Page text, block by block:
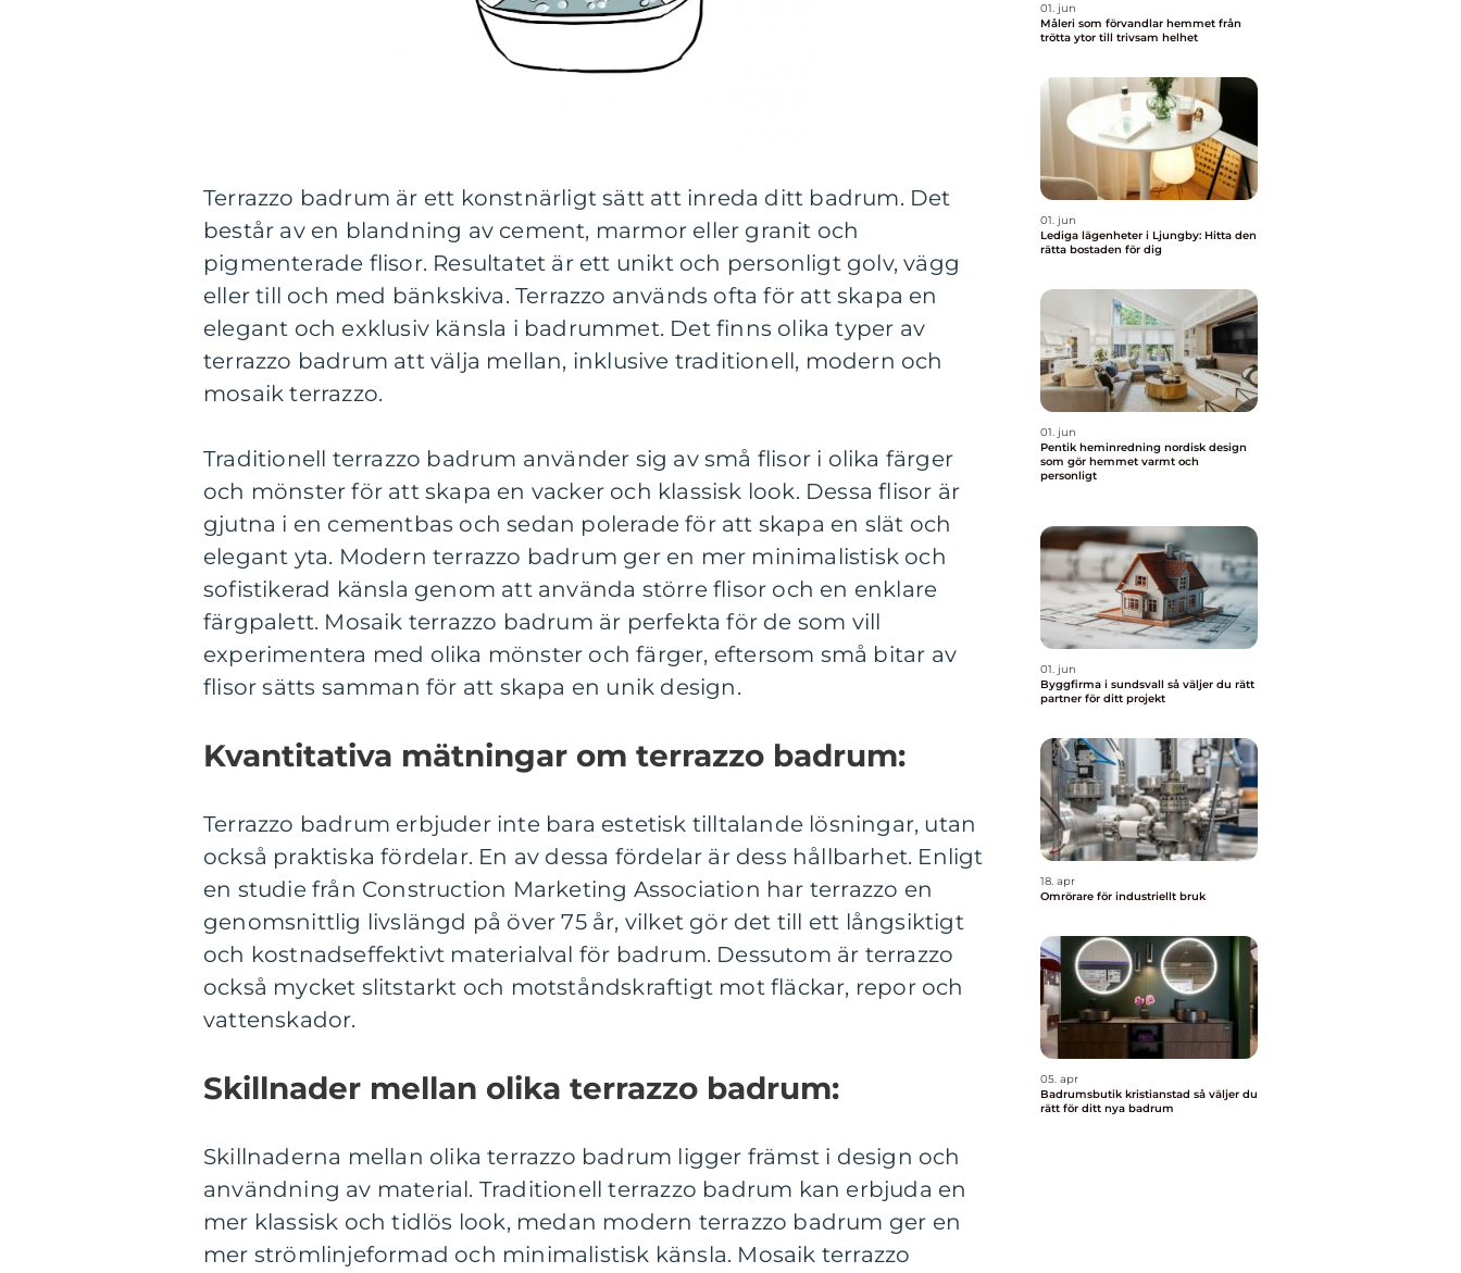
Terrazzo badrum är ett konstnärligt sätt att inreda ditt badrum. Det
består av en blandning av cement, marmor eller granit och
pigmenterade flisor. Resultatet är ett unikt och personligt golv, vägg
eller till och med bänkskiva. Terrazzo används ofta för att skapa en
elegant och exklusiv känsla i badrummet. Det finns olika typer av
terrazzo badrum att välja mellan, inklusive traditionell, modern och
mosaik terrazzo.
Traditionell terrazzo badrum använder sig av små flisor i olika färger
och mönster för att skapa en vacker och klassisk look. Dessa flisor är
gjutna i en cementbas och sedan polerade för att skapa en slät och
elegant yta. Modern terrazzo badrum ger en mer minimalistisk och
sofistikerad känsla genom att använda större flisor och en enklare
färgpalett. Mosaik terrazzo badrum är perfekta för de som vill
experimentera med olika mönster och färger, eftersom små bitar av
flisor sätts samman för att skapa en unik design.
Kvantitativa mätningar om terrazzo badrum:
Terrazzo badrum erbjuder inte bara estetisk tilltalande lösningar, utan
också praktiska fördelar. En av dessa fördelar är dess hållbarhet. Enligt
en studie från Construction Marketing Association har terrazzo en
genomsnittlig livslängd på över 75 år, vilket gör det till ett långsiktigt
och kostnadseffektivt materialval för badrum. Dessutom är terrazzo
också mycket slitstarkt och motståndskraftigt mot fläckar, repor och
vattenskador.
Skillnader mellan olika terrazzo badrum:
Skillnaderna mellan olika terrazzo badrum ligger främst i design och
användning av material. Traditionell terrazzo badrum kan erbjuda en
mer klassisk och tidlös look, medan modern terrazzo badrum ger en
mer strömlinjeformad och minimalistisk känsla. Mosaik terrazzo
01. jun
Måleri som förvandlar hemmet från
trötta ytor till trivsam helhet
01. jun
Lediga lägenheter i Ljungby: Hitta den
rätta bostaden för dig
01. jun
Pentik heminredning nordisk design
som gör hemmet varmt och
personligt
01. jun
Byggfirma i sundsvall så väljer du rätt
partner för ditt projekt
18. apr
Omrörare för industriellt bruk
05. apr
Badrumsbutik kristianstad så väljer du
rätt för ditt nya badrum